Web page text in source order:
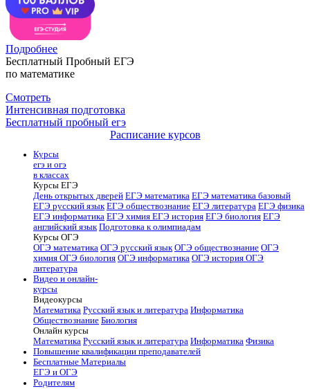
Подробнее
Бесплатный Пробный ЕГЭ
по математике
Смотреть
Интенсивная подготовка
Бесплатный пробный егэ
Расписание курсов
Курсы
егэ и огэ
в классах
Курсы ЕГЭ
День открытых дверей ЕГЭ математика ЕГЭ математика базовый
ЕГЭ русский язык ЕГЭ обществознание ЕГЭ литература ЕГЭ физика
ЕГЭ информатика ЕГЭ химия ЕГЭ история ЕГЭ биология ЕГЭ
английский язык Подготовка к олимпиадам
Курсы ОГЭ
ОГЭ математика ОГЭ русский язык ОГЭ обществознание ОГЭ
химия ОГЭ биология ОГЭ информатика ОГЭ история ОГЭ
литература
Видео и онлайн-
курсы
Видеокурсы
Математика Русский язык и литература Информатика
Обществознание Биология
Онлайн курсы
Математика Русский язык и литература Информатика Физика
Повышение квалификации преподавателей
Бесплатные Материалы
ЕГЭ и ОГЭ
Родителям